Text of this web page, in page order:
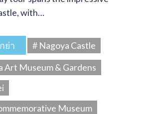
with…
ย่า
# Nagoya Castle
Art Museum & Gardens
Museum